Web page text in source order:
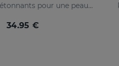
Des résultats étonnants pour une peau renouvelée
34.95 €